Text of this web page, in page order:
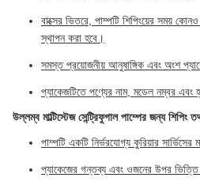
বাক্সের ভিতরে, পাম্পটি শিপিংয়ের সময়
স্থাপন করা হবে।
সমস্ত প্রয়োজনীয় আনুষাঙ্গিক এবং অংশ
প্যাকেজটিতে পণ্যের নাম, মডেল নম্বর এবং
উল্লম্ব মাল্টিস্টেজ সেন্ট্রিফুগাল পাম্পের জন্য শিপিং
পাম্পটি একটি নির্ভরযোগ্য কুরিয়ার সার্ভিসের
প্যাকেজের গন্তব্য এবং ওজনের উপর ভিত্তি